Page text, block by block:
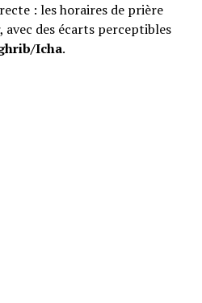
: les horaires de prière
avec des écarts perceptibles
Icha.